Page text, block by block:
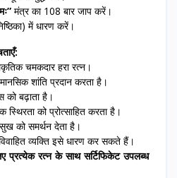
मंत्र का 108 बार जाप करें।
में धारण करें।
चमकदार हरा रत्न।
शांति प्रदान करता है।
बढ़ाता है।
स्थिरता को प्रोत्साहित करता है।
को समर्थन देता है।
विवाहित व्यक्ति इसे धारण कर सकते हैं।
प्रत्येक रत्न के साथ सर्टिफिकेट उपलब्ध